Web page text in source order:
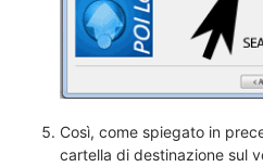
Così, come spiegato in
cartella di destinazione sul